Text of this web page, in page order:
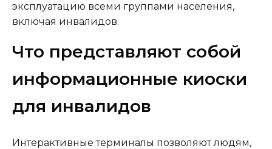
эксплуатацию всеми группами населения,
включая инвалидов.
Что представляют собой
информационные киоски
для инвалидов
Интерактивные терминалы позволяют людям,